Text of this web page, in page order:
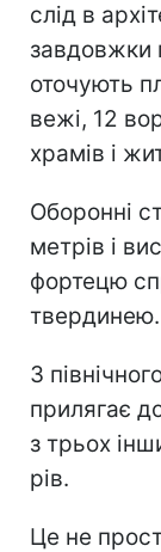
слід в
завдовжки
оточують
вежі, 12
храмів і
Оборонні
метрів і
фортецю
твердинею.
З
прилягає
з трьох
рів.
Це не